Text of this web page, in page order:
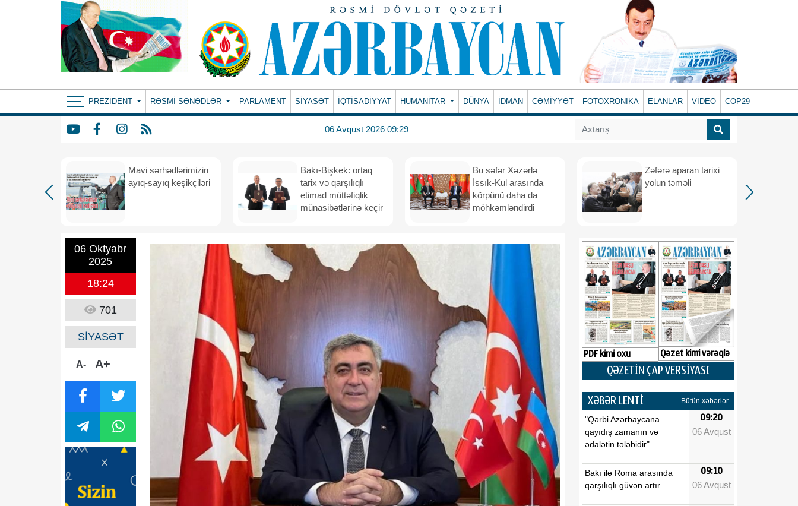
PREZIDENT RƏSMI SƏNƏDLƏR PARLAMENT SİYASƏT İQTİSADİYYAT HUMANITAR DÜNYA İDMAN CƏMİYYƏT FOTOXRONIKA ELANLAR VİDEO COP29
06 Avqust 2026 09:29
Mavi sərhədlərimizin
ayıq-sayıq keşikçiləri
Bakı-Bişkek: ortaq
tarix və qarşılıqlı
etimad müttəfiqlik
münasibətlərinə keçir
Bu səfər Xəzərlə
İssık-Kul arasında
körpünü daha da
möhkəmləndirdi
Zəfərə aparan tarixi
yolun təməli
06 Oktyabr
2025
18:24
701
SİYASƏT
A- A+
PDF kimi oxu Qəzet kimi vərəqlə
QƏZETİN ÇAP VERSİYASI
XƏBƏR LENTİ Bütün xəbərlər
"Qərbi Azərbaycana
qayıdış zamanın və
ədalətin tələbidir"
09:20
06 Avqust
Bakı ilə Roma arasında
qarşılıqlı güvən artır
09:10
06 Avqust